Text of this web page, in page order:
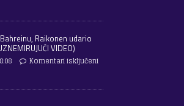
Raikonen udario
VIDEO)
Komentari isključeni